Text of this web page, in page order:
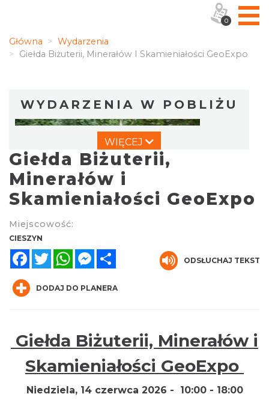
Główna
Wydarzenia
Giełda Biżuterii, Minerałów I Skamieniałości GeoExpo
WYDARZENIA W POBLIŻU
Dzięgielów
2.58 km
Wieczór uwielbienia w jedności na
Mołczynie
2026-08-22
2.94 km
WIĘCEJ
Giełda Biżuterii,
Minerałów i
Skamieniałości GeoExpo
Miejscowość:
CIESZYN
FacebookTwitterWhatsAppMessenger
ODSŁUCHAJ TEKST
DODAJ DO PLANERA
Giełda Biżuterii, Minerałów i
Skamieniałości GeoExpo
Niedziela, 14 czerwca 2026 - 10:00 - 18:00
0